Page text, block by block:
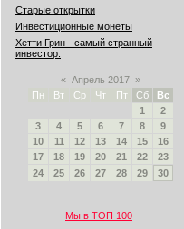
Старые открытки
Инвестиционные монеты
Хетти Грин - самый странный
инвестор.
« Апрель 2017 »
Пн
Вт Ср Чт Пт Сб
Вс
1
2
3
4 5 6 7 8
9
10
11 12 13 14 15
16
17
18 19 20 21 22
23
24
25 26 27 28 29 30
Мы в ТОП 100